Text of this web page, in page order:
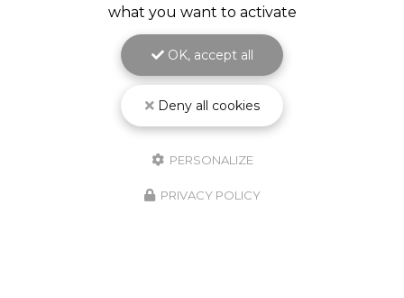
what you want to activate
OK, accept all
Deny all cookies
PERSONALIZE
PRIVACY POLICY